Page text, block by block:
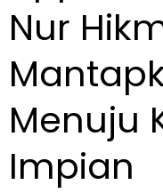
Nur
Menuju
Impian